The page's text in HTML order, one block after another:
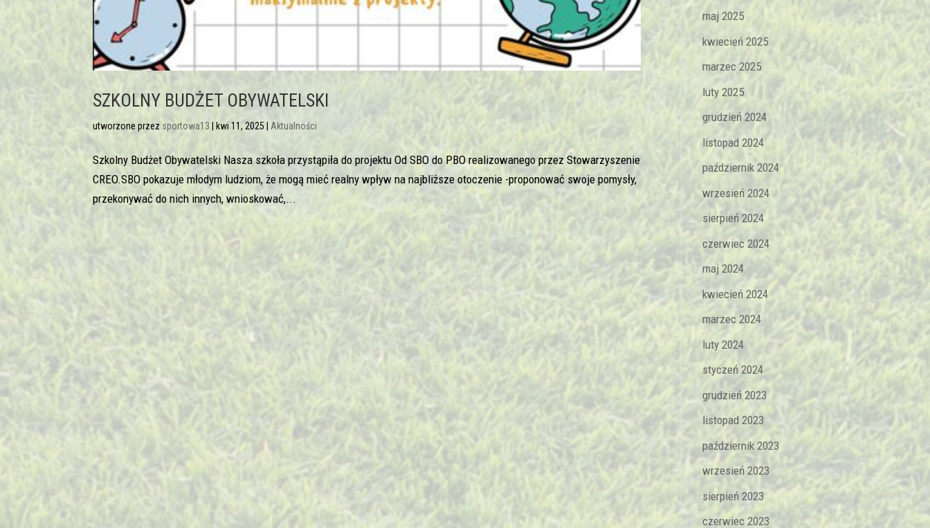
SZKOLNY BUDŻET OBYWATELSKI
utworzone przez sportowa13 kwi 11, 2025 |Aktualności
Szkolny Budżet Obywatelski Nasza szkoła przystąpiła do projektu Od SBO do PBO realizowanego przez Stowarzyszenie
CREO.SBO pokazuje młodym ludziom, że mogą mieć realny wpływ na najbliższe otoczenie -proponować swoje pomysły,
przekonywać do nich innych, wnioskować,...
maj 2025
kwiecień 2025
marzec 2025
luty 2025
grudzień 2024
listopad 2024
październik 2024
wrzesień 2024
sierpień 2024
czerwiec 2024
maj 2024
kwiecień 2024
marzec 2024
luty 2024
styczeń 2024
grudzień 2023
listopad 2023
październik 2023
wrzesień 2023
sierpień 2023
czerwiec 2023